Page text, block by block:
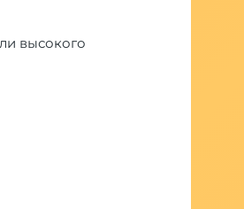
высокого